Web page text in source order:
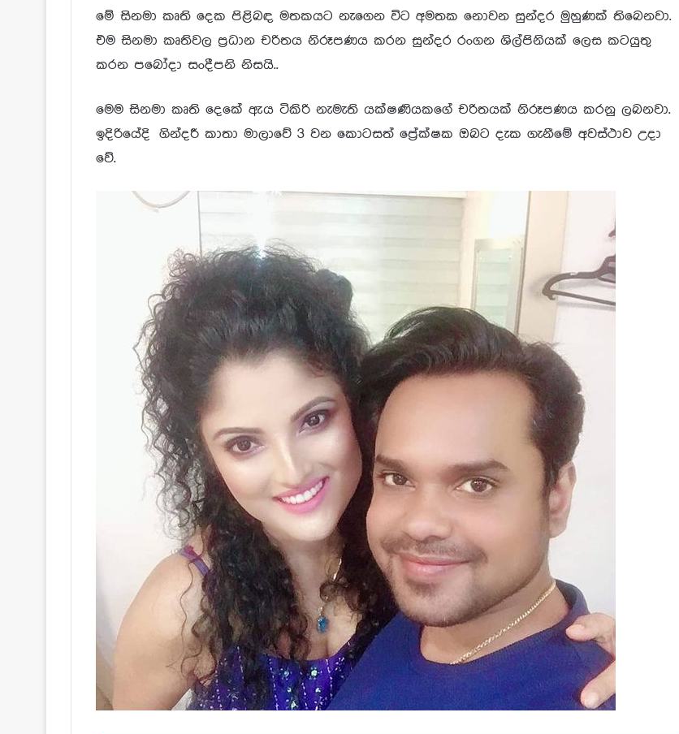
මේ සිනමා කෘති දෙක පිළිබඳ මතකයට නැගෙන විට අමතක නොවන සුන්දර මුහුණක් තිබෙනවා.
එම සිනමා කෘතිවල ප්‍රධාන චරිතය නිරූපණය කරන සුන්දර රංගන ශිල්පිනියක් ලෙස කටයුතු
කරන පබෝදා සංදීපනි නිසයි..
මෙම සිනමා කෘති දෙකේ ඇය ටිකිරි නැමැති යක්ෂණියකගේ චරිතයක් නිරූපණය කරනු ලබනවා.
ඉදිරියේදි ගින්දරී කාතා මාලාවේ 3 වන කොටසත් ප්‍රේක්ෂක ඔබට දැක ගැනීමේ අවස්ථාව උදා
වේ.